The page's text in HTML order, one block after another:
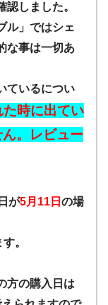
しました。
ル」ではシェ
な事は一切あ
ているについ
時に出てい
。レビュー
が5月11日 の場
。
方の購入日は